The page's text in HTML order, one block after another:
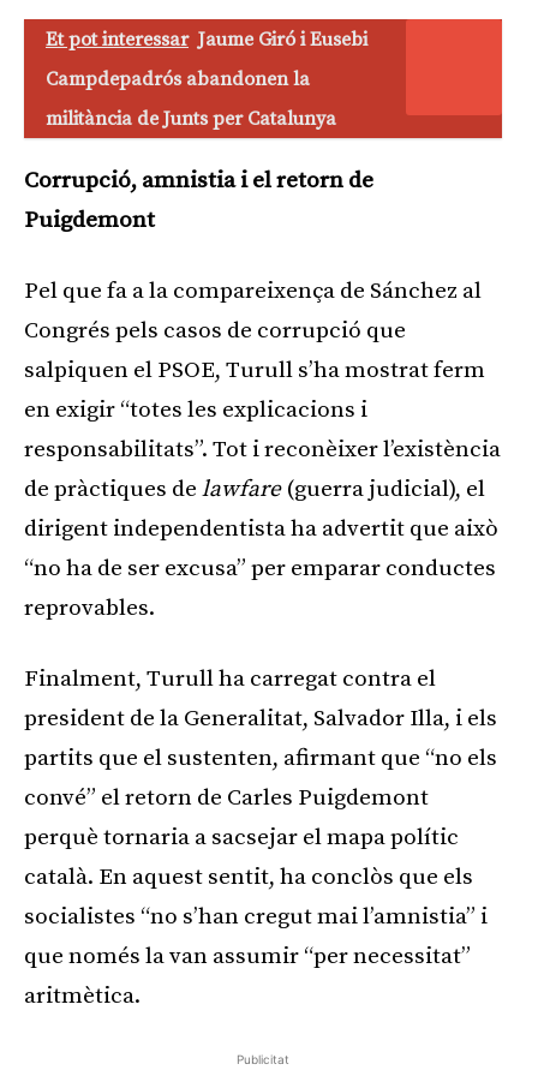
Et pot interessar Jaume Giró i Eusebi
Campdepadrós abandonen la
militància de Junts per Catalunya
Corrupció, amnistia i el retorn de
Puigdemont
Pel que fa a la compareixença de Sánchez al
Congrés pels casos de corrupció que
salpiquen el PSOE, Turull s’ha mostrat ferm
en exigir “totes les explicacions i
responsabilitats”. Tot i reconèixer l’existència
de pràctiques de lawfare(guerra judicial), el
dirigent independentista ha advertit que això
“no ha de ser excusa” per emparar conductes
reprovables.
Finalment, Turull ha carregat contra el
president de la Generalitat, Salvador Illa, i els
partits que el sustenten, afirmant que “no els
convé” el retorn de Carles Puigdemont
perquè tornaria a sacsejar el mapa polític
català. En aquest sentit, ha conclòs que els
socialistes “no s’han cregut mai l’amnistia” i
que només la van assumir “per necessitat”
aritmètica.
Publicitat